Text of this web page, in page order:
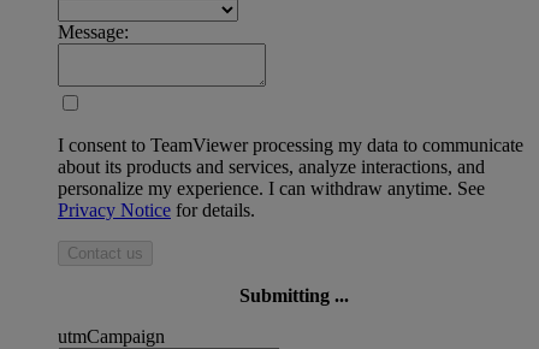
Message:
I consent to TeamViewer processing my data to communicate
about its products and services, analyze interactions, and
personalize my experience. I can withdraw anytime. See
Privacy Notice for details.
Contact us
Submitting ...
utmCampaign